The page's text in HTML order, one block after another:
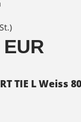
TIE L Weiss